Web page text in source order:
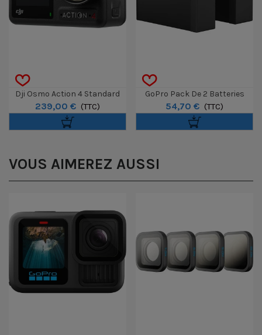
Dji Osmo Action 4 Standard
Combo
239,00 € (TTC)
GoPro Pack De 2 Batteries
Enduro Pour HERO13 Black
54,70 € (TTC)
VOUS AIMEREZ AUSSI